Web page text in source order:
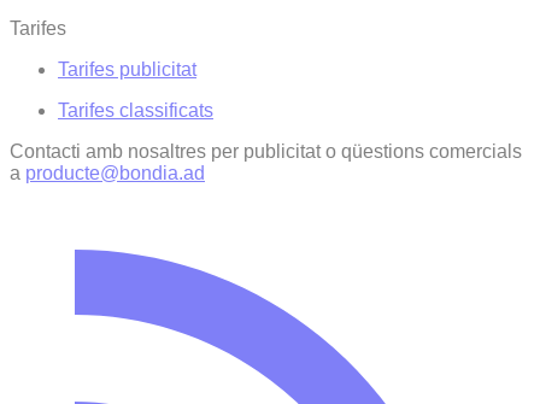
Tarifes
Tarifes publicitat
Tarifes classificats
Contacti amb nosaltres per publicitat o qüestions comercials
a producte@bondia.ad